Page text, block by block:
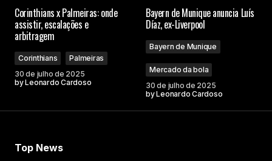
Corinthians x Palmeiras: onde
assistir, escalações e
arbitragem
Corinthians
Palmeiras
30 de julho de 2025
byLeonardo Cardoso
Bayern de Munique anuncia Luís
Díaz, ex-Liverpool
Bayern de Munique
Mercado da bola
30 de julho de 2025
byLeonardo Cardoso
Top News